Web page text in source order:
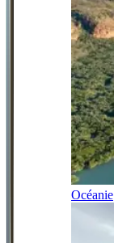
Océanie